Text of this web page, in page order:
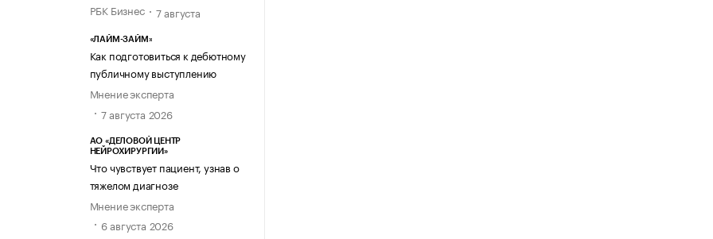
РБК Бизнес
7 августа
«ЛАЙМ-ЗАЙМ»
Как подготовиться к дебютному
публичному выступлению
Мнение эксперта
7 августа 2026
АО «ДЕЛОВОЙ ЦЕНТР
НЕЙРОХИРУРГИИ»
Что чувствует пациент, узнав о
тяжелом диагнозе
Мнение эксперта
6 августа 2026